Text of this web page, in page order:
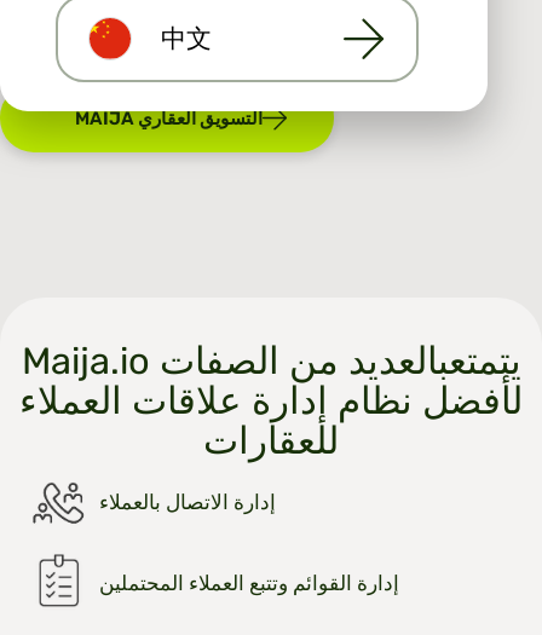
MAIJA التسويق العقاري
Maija.io يتمتعبالعديد من الصفات
لأفضل نظام إدارة علاقات العملاء
للعقارات
إدارة الاتصال بالعملاء
إدارة القوائم وتتبع العملاء المحتملين
中文